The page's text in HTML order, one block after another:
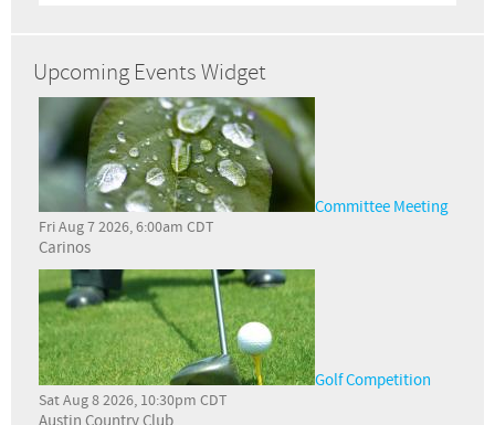
Upcoming Events Widget
Committee Meeting
Fri Aug 7 2026, 6:00am CDT
Carinos
Golf Competition
Sat Aug 8 2026, 10:30pm CDT